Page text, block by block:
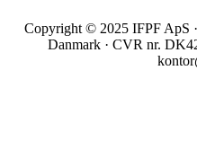
Copyright © 2025 IFPF ApS
Danmark · CVR nr.